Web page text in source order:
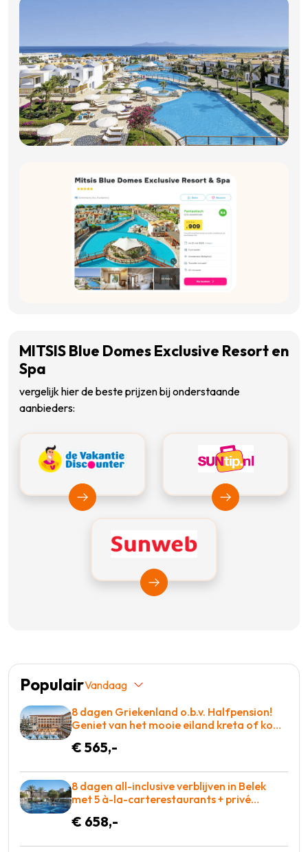
MITSIS Blue Domes Exclusive Resort en
Spa
vergelijk hier de beste prijzen bij onderstaande
aanbieders:
Bekijk Vakantiediscounter Bekijk Suntip
Bekijk Sunweb
PopulairVandaag
8 dagen Griekenland o.b.v. Halfpension!
Geniet van het mooie eiland kreta of kom
€565 p.p. = BOEKEN
€ 565,-
8 dagen all-inclusive verblijven in Belek
met 5 à-la-carterestaurants + privé
award voor maar €658 = BOEKEN!
€ 658,-